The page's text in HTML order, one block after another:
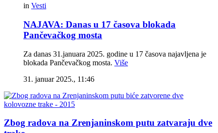
in Vesti
NAJAVA: Danas u 17 časova blokada
Pančevačkog mosta
Za danas 31.januara 2025. godine u 17 časova najavljena je
blokada Pančevačkog mosta. Više
31. januar 2025., 11:46
Zbog radova na Zrenjaninskom putu zatvaraju dve